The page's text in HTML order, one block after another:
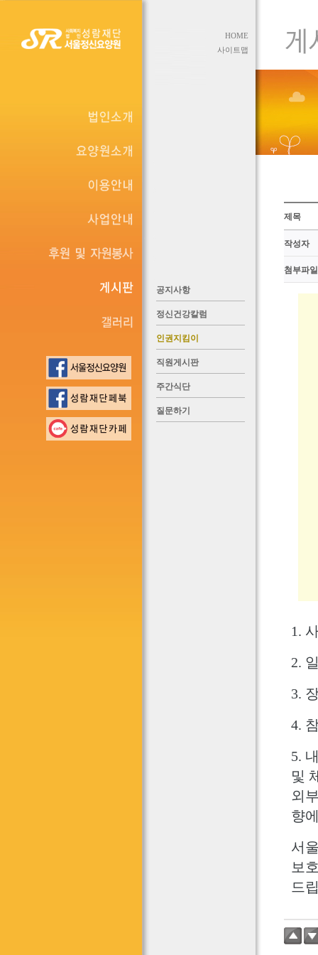
HOME
사이트맵
공지사항
정신건강칼럼
인권지킴이
직원게시판
주간식단
질문하기
제목
작성자
첨부파일
1.
2.
3.
4.
5.
및
외
향
서
보
드